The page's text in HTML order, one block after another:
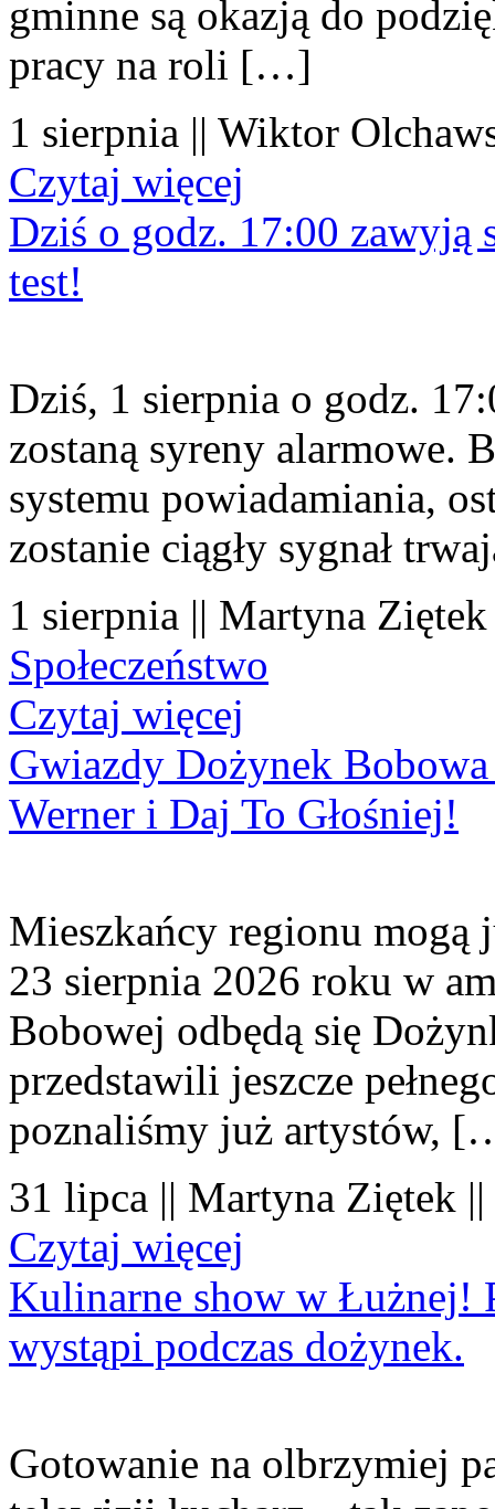
gminne są okazją do
pracy na roli […]
1 sierpnia || Wiktor
Czytaj więcej
Dziś o godz. 17:00 zawyją
test!
Dziś, 1 sierpnia o godz.
zostaną syreny alarmowe.
systemu powiadamiania,
zostanie ciągły sygnał
1 sierpnia || Martyna
Społeczeństwo
Czytaj więcej
Gwiazdy Dożynek Bobowa
Werner i Daj To Głośniej!
Mieszkańcy regionu mogą
23 sierpnia 2026 roku w
Bobowej odbędą się
przedstawili jeszcze
poznaliśmy już artystów,
31 lipca || Martyna Ziętek
Czytaj więcej
Kulinarne show w Łużnej!
wystąpi podczas dożynek.
Gotowanie na olbrzymiej